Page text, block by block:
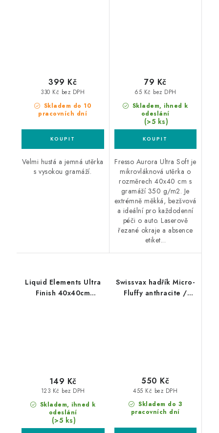
Skladem do 10
pracovních dní
330 Kč bez DPH
399 Kč
Velmi hustá a jemná utěrka
s vysokou gramáží.
Skladem, ihned k
odeslání
(>5 ks)
65 Kč bez DPH
79 Kč
Fresso Aurora Ultra Soft je
mikrovláknová utěrka o
rozměrech 40x40 cm s
gramáží 350 g/m2. Je
extrémně měkká, bezšvová
a ideální pro každodenní
péči o auto. Laserově
řezané okraje a absence
etiket...
Liquid Elements Ultra
Finish 40x40cm
Skladem, ihned k
odeslání
(>5 ks)
123 Kč bez DPH
149 Kč
Swissvax hadřík Micro-
Fluffy anthracite /
Skladem do 3
pracovních dní
455 Kč bez DPH
550 Kč